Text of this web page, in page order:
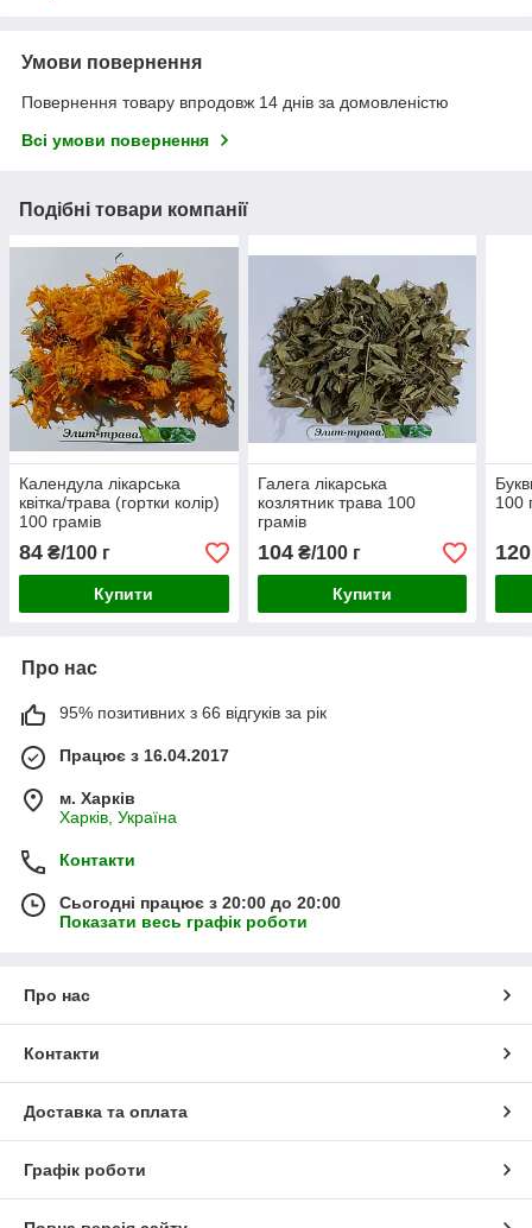
Умови повернення
Повернення товару впродовж 14 днів за домовленістю
Всі умови повернення
Подібні товари компанії
Календула лікарська
квітка/трава (гортки колір)
100 грамів
84 ₴/100 г
Купити
Галега лікарська
козлятник трава 100
грамів
104₴/100 г
Купити
100
120
Про нас
95% позитивних з 66 відгуків за рік
Працює з 16.04.2017
м. Харків
Харків, Україна
Контакти
Сьогодні працює з 20:00 до 20:00
Показати весь графік роботи
Про нас
Контакти
Доставка та оплата
Графік роботи